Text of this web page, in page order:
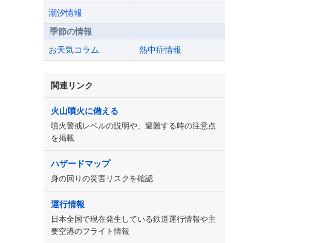
潮汐情報
季節の情報
お天気コラム
熱中症情報
関連リンク
火山噴火に備える
噴火警戒レベルの説明や、避難する時の注意点
を掲載
ハザードマップ
身の回りの災害リスクを確認
運行情報
日本全国で現在発生している鉄道運行情報や主
要空港のフライト情報